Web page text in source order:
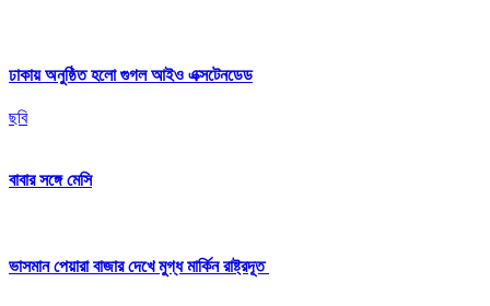
ঢাকায় অনুষ্ঠিত হলো গুগল আইও এক্সটেনডেড
ছবি
বাবার সঙ্গে মেসি
ভাসমান পেয়ারা বাজার দেখে মুগ্ধ মার্কিন রাষ্ট্রদূত